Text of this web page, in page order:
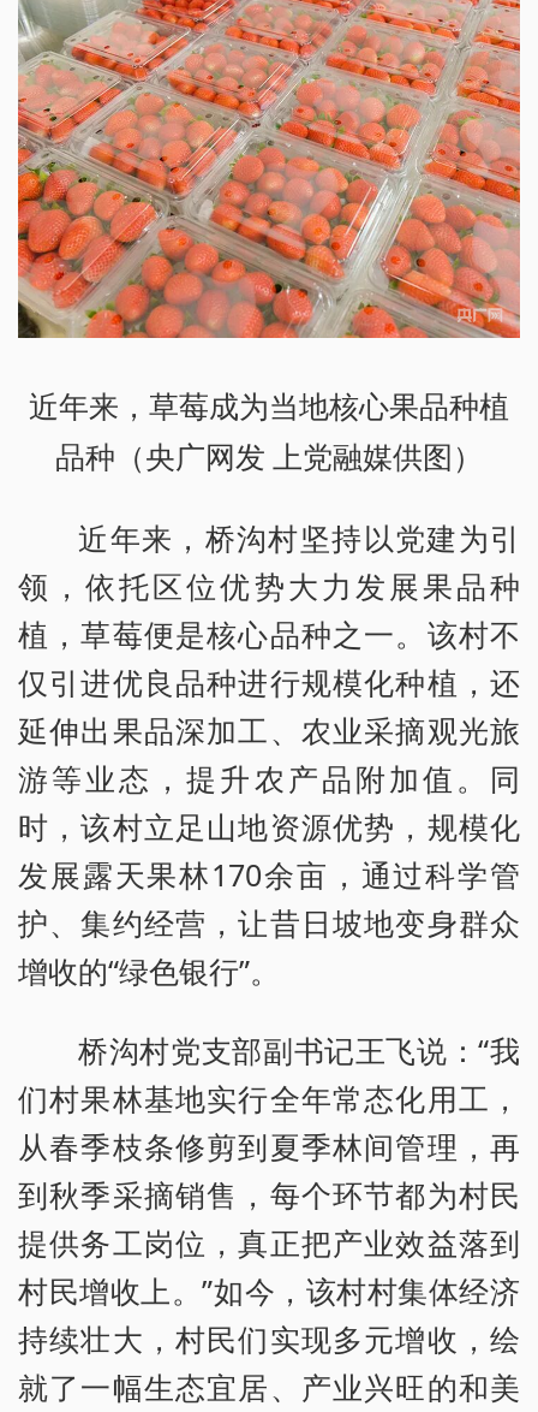
近年来，草莓成为当地核心果品种植
品种（央广网发 上党融媒供图）
近年来，桥沟村坚持以党建为引
领，依托区位优势大力发展果品种
植，草莓便是核心品种之一。该村不
仅引进优良品种进行规模化种植，还
延伸出果品深加工、农业采摘观光旅
游等业态，提升农产品附加值。同
时，该村立足山地资源优势，规模化
发展露天果林170余亩，通过科学管
护、集约经营，让昔日坡地变身群众
增收的“绿色银行”。
桥沟村党支部副书记王飞说：“我
们村果林基地实行全年常态化用工，
从春季枝条修剪到夏季林间管理，再
到秋季采摘销售，每个环节都为村民
提供务工岗位，真正把产业效益落到
村民增收上。”如今，该村村集体经济
持续壮大，村民们实现多元增收，绘
就了一幅生态宜居、产业兴旺的和美